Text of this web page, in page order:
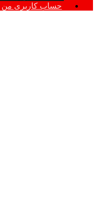
حساب کاربری من